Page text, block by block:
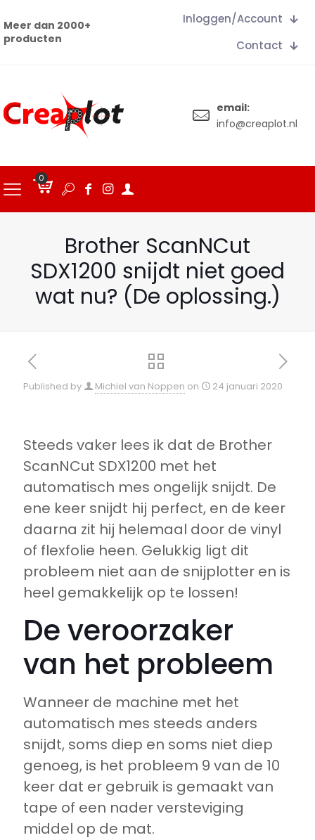
Meer dan 2000+
producten
Inloggen/Account
Contact
email:
info@creaplot.nl
0
Brother ScanNCut
SDX1200 snijdt niet goed
wat nu? (De oplossing.)
Published by Michiel van Noppen on 24 januari 2020
Steeds vaker lees ik dat de Brother
ScanNCut SDX1200 met het
automatisch mes ongelijk snijdt. De
ene keer snijdt hij perfect, en de keer
daarna zit hij helemaal door de vinyl
of flexfolie heen. Gelukkig ligt dit
probleem niet aan de snijplotter en is
heel gemakkelijk op te lossen!
De veroorzaker
van het probleem
Wanneer de machine met het
automatisch mes steeds anders
snijdt, soms diep en soms niet diep
genoeg, is het probleem 9 van de 10
keer dat er gebruik is gemaakt van
tape of een nader versteviging
middel op de mat.